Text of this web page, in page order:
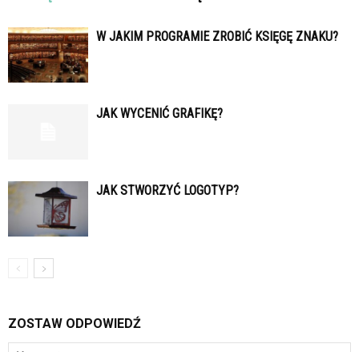
W JAKIM PROGRAMIE ZROBIĆ KSIĘGĘ ZNAKU?
JAK WYCENIĆ GRAFIKĘ?
JAK STWORZYĆ LOGOTYP?
ZOSTAW ODPOWIEDŹ